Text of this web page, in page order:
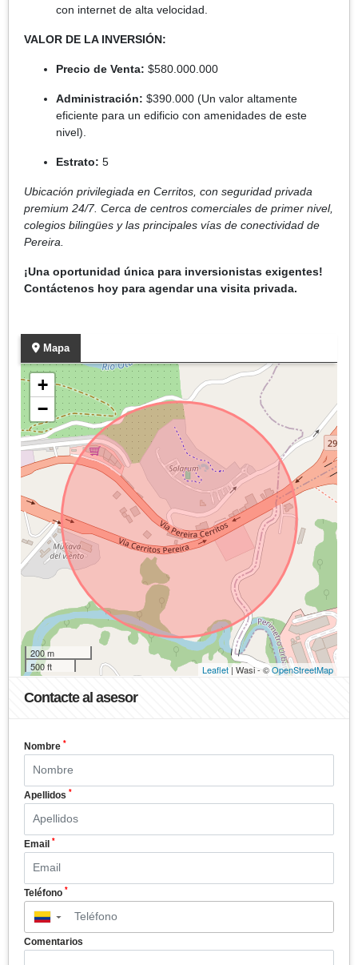
con internet de alta velocidad.
VALOR DE LA INVERSIÓN:
Precio de Venta: $580.000.000
Administración: $390.000 (Un valor altamente
eficiente para un edificio con amenidades de este
nivel).
Estrato: 5
Ubicación privilegiada en Cerritos, con seguridad privada
premium 24/7. Cerca de centros comerciales de primer nivel,
colegios bilingües y las principales vías de conectividad de
Pereira.
¡Una oportunidad única para inversionistas exigentes!
Contáctenos hoy para agendar una visita privada.
Mapa
+
−
200 m
500 ft
Leaflet | Wasi - ©OpenStreetMap
Contacte al asesor
Nombre *
Apellidos *
Email *
Teléfono *
▼
Comentarios